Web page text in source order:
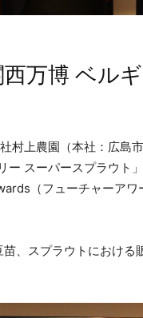
万博 ベル
村上農園（本社：広島
ー スーパースプラウト
（フューチャーア
、スプラウトにおける